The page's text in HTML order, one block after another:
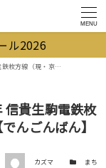
MENU
ル2026
が開通 &【でんごんばん】
信貴生駒電鉄枚
んごんばん】
著者 カズマ カテゴリー
まち